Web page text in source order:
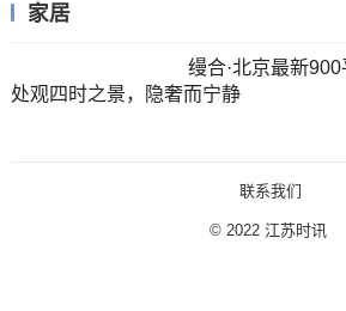
家居
缦合·北京最新
处观四时之景，隐奢而宁静
联系我们
© 2022 江苏时讯